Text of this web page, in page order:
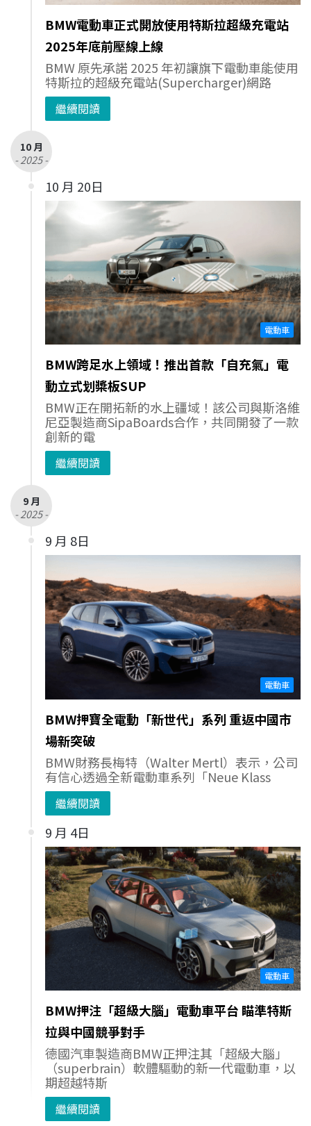
BMW電動車正式開放使用特斯拉超級充電站
2025年底前壓線上線
BMW 原先承諾 2025 年初讓旗下電動車能使用
特斯拉的超級充電站(Supercharger)網路
繼續閱讀
10 月
- 2025 -
10 月 20日
電動車
BMW跨足水上領域！推出首款「自充氣」電
動立式划槳板SUP
BMW正在開拓新的水上疆域！該公司與斯洛維
尼亞製造商SipaBoards合作，共同開發了一款
創新的電
繼續閱讀
9 月
- 2025 -
9 月 8日
電動車
BMW押寶全電動「新世代」系列 重返中國市
場新突破
BMW財務長梅特（Walter Mertl）表示，公司
有信心透過全新電動車系列「Neue Klass
繼續閱讀
9 月 4日
電動車
BMW押注「超級大腦」電動車平台 瞄準特斯
拉與中國競爭對手
德國汽車製造商BMW正押注其「超級大腦」
（superbrain）軟體驅動的新一代電動車，以
期超越特斯
繼續閱讀